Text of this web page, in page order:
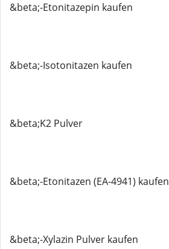
&beta;-Etonitazepin kaufen
&beta;-Isotonitazen kaufen
&beta;K2 Pulver
&beta;-Etonitazen (EA-4941) kaufen
&beta;-Xylazin Pulver kaufen